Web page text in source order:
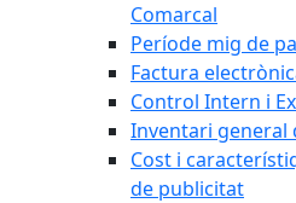
Comarcal
Període mig de
Factura
Control Intern i
Inventari general
Cost i
de publicitat